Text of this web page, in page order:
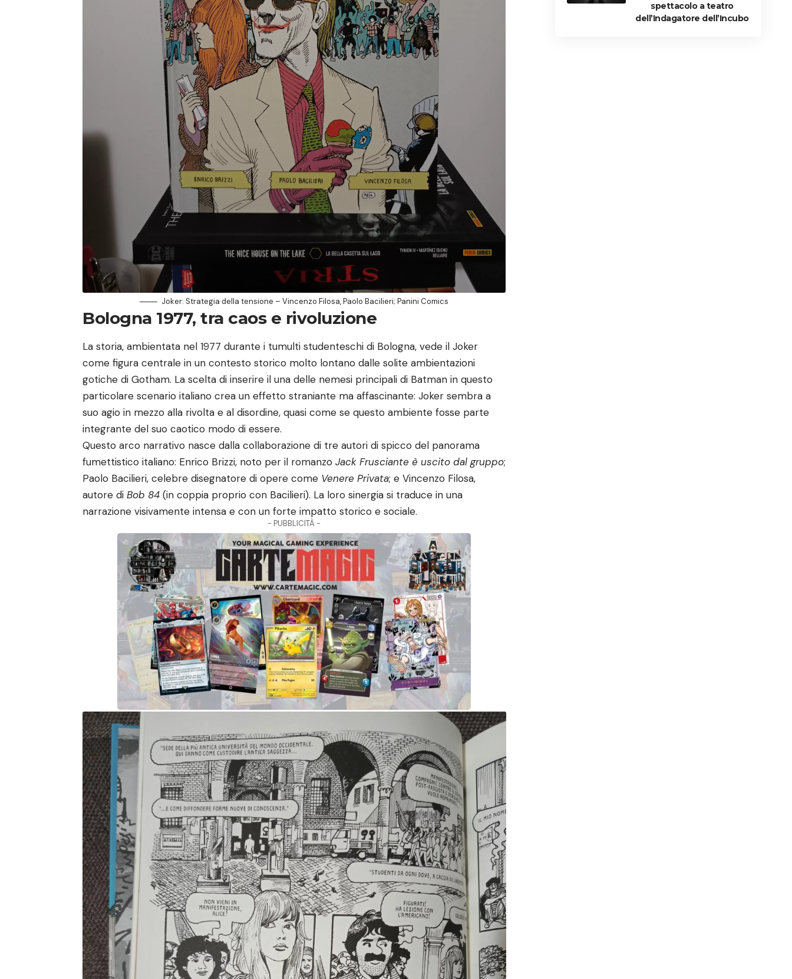
Joker: Strategia della tensione – Vincenzo Filosa, Paolo Bacilieri; Panini Comics
Bologna 1977, tra caos e rivoluzione
La storia, ambientata nel 1977 durante i tumulti studenteschi di Bologna, vede il Joker
come figura centrale in un contesto storico molto lontano dalle solite ambientazioni
gotiche di Gotham. La scelta di inserire il una delle nemesi principali di Batman in questo
particolare scenario italiano crea un effetto straniante ma affascinante: Joker sembra a
suo agio in mezzo alla rivolta e al disordine, quasi come se questo ambiente fosse parte
integrante del suo caotico modo di essere.
Questo arco narrativo nasce dalla collaborazione di tre autori di spicco del panorama
fumettistico italiano: Enrico Brizzi, noto per il romanzo Jack Frusciante è uscito dal gruppo;
Paolo Bacilieri, celebre disegnatore di opere come Venere Privata; e Vincenzo Filosa,
autore di Bob 84 (in coppia proprio con Bacilieri). La loro sinergia si traduce in una
narrazione visivamente intensa e con un forte impatto storico e sociale.
- PUBBLICITÀ -
spettacolo a teatro
dell’Indagatore dell’Incubo